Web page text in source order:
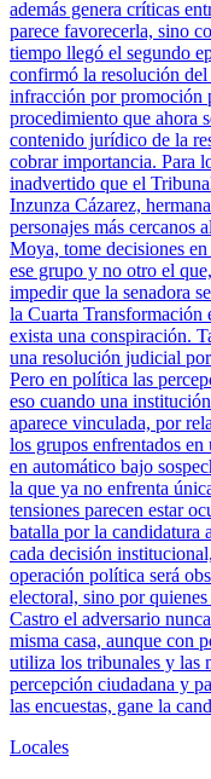
además genera críticas
parece favorecerla, sino
tiempo llegó el segundo
confirmó la resolución
infracción por promoción
procedimiento que ahora
contenido jurídico de la
cobrar importancia. Para
inadvertido que el
Inzunza Cázarez,
personajes más cercanos
Moya, tome decisiones
ese grupo y no otro el
impedir que la senadora
la Cuarta Transformación
exista una conspiración.
una resolución judicial
Pero en política las
eso cuando una
aparece vinculada, por
los grupos enfrentados
en automático bajo
la que ya no enfrenta
tensiones parecen estar
batalla por la candidatura
cada decisión
operación política será
electoral, sino por
Castro el adversario
misma casa, aunque con
utiliza los tribunales y las
percepción ciudadana y
las encuestas, gane la
Locales